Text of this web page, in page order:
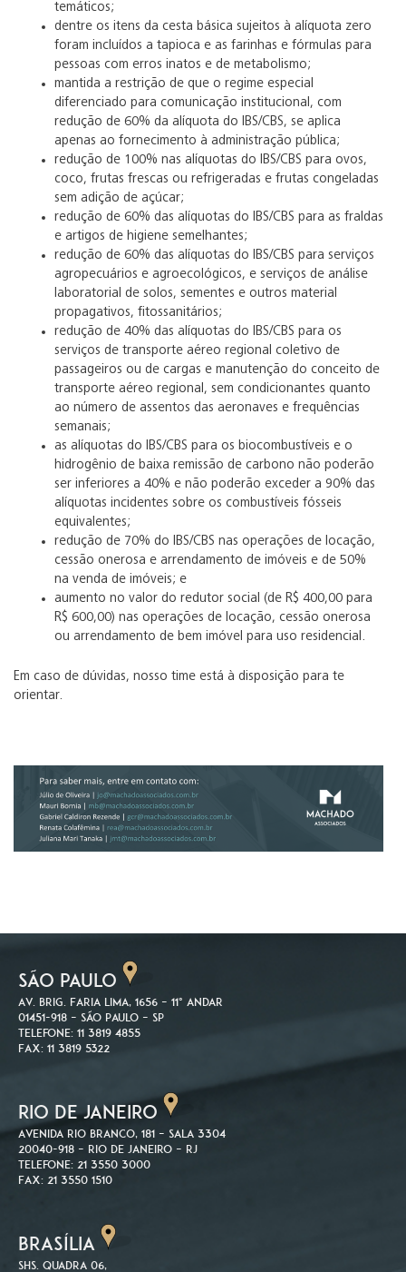
temáticos;
dentre os itens da cesta básica sujeitos à alíquota zero
foram incluídos a tapioca e as farinhas e fórmulas para
pessoas com erros inatos e de metabolismo;
mantida a restrição de que o regime especial
diferenciado para comunicação institucional, com
redução de 60% da alíquota do IBS/CBS, se aplica
apenas ao fornecimento à administração pública;
redução de 100% nas alíquotas do IBS/CBS para ovos,
coco, frutas frescas ou refrigeradas e frutas congeladas
sem adição de açúcar;
redução de 60% das alíquotas do IBS/CBS para as fraldas
e artigos de higiene semelhantes;
redução de 60% das alíquotas do IBS/CBS para serviços
agropecuários e agroecológicos, e serviços de análise
laboratorial de solos, sementes e outros material
propagativos, fitossanitários;
redução de 40% das alíquotas do IBS/CBS para os
serviços de transporte aéreo regional coletivo de
passageiros ou de cargas e manutenção do conceito de
transporte aéreo regional, sem condicionantes quanto
ao número de assentos das aeronaves e frequências
semanais;
as alíquotas do IBS/CBS para os biocombustíveis e o
hidrogênio de baixa remissão de carbono não poderão
ser inferiores a 40% e não poderão exceder a 90% das
alíquotas incidentes sobre os combustíveis fósseis
equivalentes;
redução de 70% do IBS/CBS nas operações de locação,
cessão onerosa e arrendamento de imóveis e de 50%
na venda de imóveis; e
aumento no valor do redutor social (de R$ 400,00 para
R$ 600,00) nas operações de locação, cessão onerosa
ou arrendamento de bem imóvel para uso residencial.
Em caso de dúvidas, nosso time está à disposição para te
orientar.
SÃO PAULO
Av. Brig. Faria Lima, 1656 – 11º andar
01451-918 – São Paulo – SP
Telefone: 11 3819 4855
Fax: 11 3819 5322
RIO DE JANEIRO
Avenida Rio Branco, 181 – Sala 3304
20040-918 – Rio de Janeiro – RJ
Telefone: 21 3550 3000
Fax: 21 3550 1510
BRASÍLIA
SHS. Quadra 06,